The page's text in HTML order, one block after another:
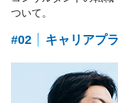
ついて。
#02 キャリアプ